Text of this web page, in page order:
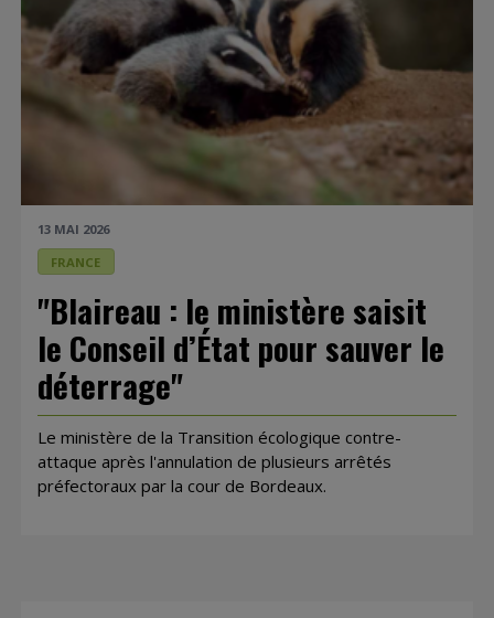
13 MAI 2026
FRANCE
"Blaireau : le ministère saisit
le Conseil d’État pour sauver le
déterrage"
Le ministère de la Transition écologique contre-
attaque après l'annulation de plusieurs arrêtés
préfectoraux par la cour de Bordeaux.